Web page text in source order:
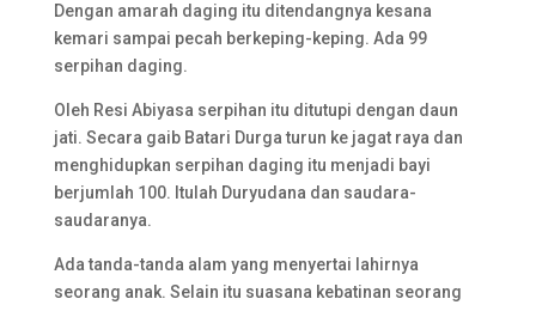
Dengan amarah daging itu ditendangnya kesana
kemari sampai pecah berkeping-keping. Ada 99
serpihan daging.
Oleh Resi Abiyasa serpihan itu ditutupi dengan daun
jati. Secara gaib Batari Durga turun ke jagat raya dan
menghidupkan serpihan daging itu menjadi bayi
berjumlah 100. Itulah Duryudana dan saudara-
saudaranya.
Ada tanda-tanda alam yang menyertai lahirnya
seorang anak. Selain itu suasana kebatinan seorang